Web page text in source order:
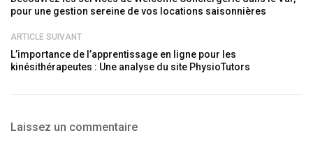
pour une gestion sereine de vos locations saisonnières
ARTICLE SUIVANT
L’importance de l’apprentissage en ligne pour les
kinésithérapeutes : Une analyse du site PhysioTutors
Laissez un commentaire